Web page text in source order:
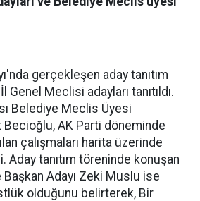
gerçekleşen aday tanıtım
Meclisi adayları tanıtıldı.
Belediye Meclis Üyesi
Becioğlu, AK Parti döneminde
çalışmaları harita üzerinde
tanıtım töreninde konuşan
Başkan Adayı Zeki Muslu ise
olduğunu belirterek, Bir